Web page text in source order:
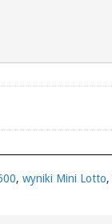
, wyniki Mini Lotto,